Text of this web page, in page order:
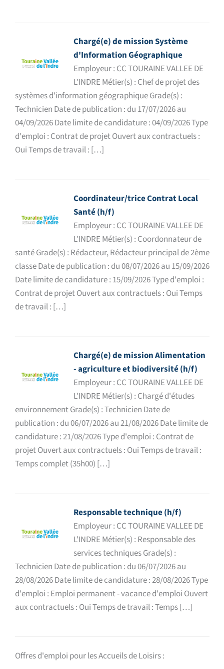
Chargé(e) de mission Système
d'Information Géographique
Employeur : CC TOURAINE VALLEE DE
L'INDRE Métier(s) : Chef de projet des
systèmes d'information géographique Grade(s) :
Technicien Date de publication : du 17/07/2026 au
04/09/2026 Date limite de candidature : 04/09/2026 Type
d'emploi : Contrat de projet Ouvert aux contractuels :
Oui Temps de travail : […]
Coordinateur/trice Contrat Local
Santé (h/f)
Employeur : CC TOURAINE VALLEE DE
L'INDRE Métier(s) : Coordonnateur de
santé Grade(s) : Rédacteur, Rédacteur principal de 2ème
classe Date de publication : du 08/07/2026 au 15/09/2026
Date limite de candidature : 15/09/2026 Type d'emploi :
Contrat de projet Ouvert aux contractuels : Oui Temps
de travail : […]
Chargé(e) de mission Alimentation
- agriculture et biodiversité (h/f)
Employeur : CC TOURAINE VALLEE DE
L'INDRE Métier(s) : Chargé d'études
environnement Grade(s) : Technicien Date de
publication : du 06/07/2026 au 21/08/2026 Date limite de
candidature : 21/08/2026 Type d'emploi : Contrat de
projet Ouvert aux contractuels : Oui Temps de travail :
Temps complet (35h00) […]
Responsable technique (h/f)
Employeur : CC TOURAINE VALLEE DE
L'INDRE Métier(s) : Responsable des
services techniques Grade(s) :
Technicien Date de publication : du 06/07/2026 au
28/08/2026 Date limite de candidature : 28/08/2026 Type
d'emploi : Emploi permanent - vacance d'emploi Ouvert
aux contractuels : Oui Temps de travail : Temps […]
Offres d'emploi pour les Accueils de Loisirs :